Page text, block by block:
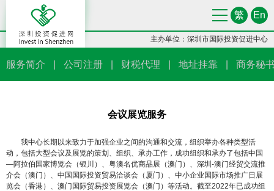
繁 En
主办单位：深圳市国际投资促进中心
服务简介 公司注册 财税代理 地址挂靠 商务秘
会议展览服务
我中心长期以来致力于加强企业之间的沟通和交流，组织举办各种类型活
动，包括大型会议及展览的策划、组织、承办工作，成功组织和承办了包括中国
—阿拉伯国家博览会（银川）、粤澳名优商品展（澳门）、深圳-澳门经贸交流推
介会（澳门）、中国国际投资贸易洽谈会（厦门）、中小企业国际市场推广日展
览会（香港）、澳门国际贸易投资展览会（澳门）等活动。截至2022年已成功组